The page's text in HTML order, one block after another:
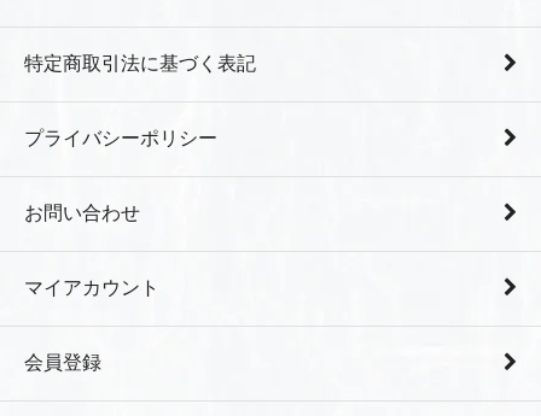
特定商取引法に基づく表記
プライバシーポリシー
お問い合わせ
マイアカウント
会員登録